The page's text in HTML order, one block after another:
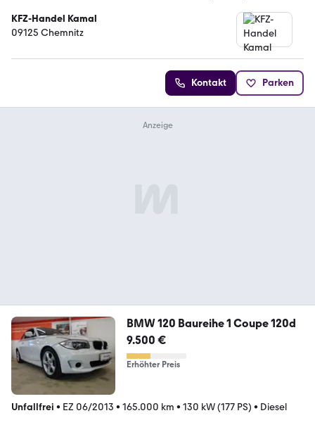
KFZ-Handel Kamal
09125 Chemnitz
Kontakt Parken
BMW 120 Baureihe 1 Coupe 120d
9.500 €
Erhöhter Preis
Unfallfrei • EZ 06/2013 • 165.000 km • 130 kW (177 PS) • Diesel